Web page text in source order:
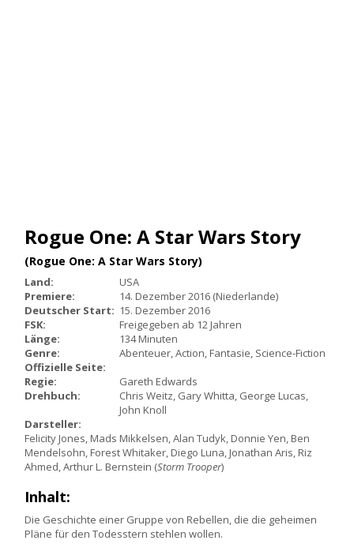
Rogue One: A Star Wars Story
(Rogue One: A Star Wars Story)
Land:
USA
Premiere:
14. Dezember 2016 (Niederlande)
Deutscher Start: 15. Dezember 2016
FSK:
Freigegeben ab 12 Jahren
Länge:
134 Minuten
Genre:
Abenteuer, Action, Fantasie, Science-Fiction
Offizielle Seite:
Regie:
Gareth Edwards
Drehbuch:
Chris Weitz, Gary Whitta, George Lucas,
John Knoll
Darsteller:
Felicity Jones, Mads Mikkelsen, Alan Tudyk, Donnie Yen, Ben
Mendelsohn, Forest Whitaker, Diego Luna, Jonathan Aris, Riz
Ahmed, Arthur L. Bernstein (Storm Trooper)
Inhalt:
Die Geschichte einer Gruppe von Rebellen, die die geheimen
Pläne für den Todesstern stehlen wollen.